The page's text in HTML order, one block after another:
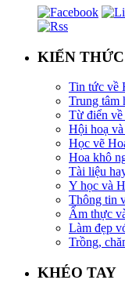
KIẾN THỨC
Tin tức về
Trung tâm
Từ điển về
Hội hoạ
Học vẽ
Hoa khô
Tài liệu
Y học và
Thông tin
Ẩm thực
Làm đẹp
Trồng,
KHÉO TAY